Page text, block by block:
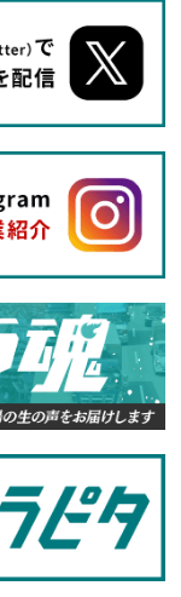
み降ろしも
きます。景
るのも、こ
、運転が好
い」という
す。【小湊
はドラピタ
す！